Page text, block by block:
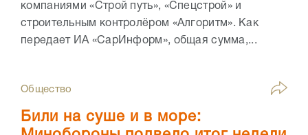
компаниями «Строй путь», «Спецстрой» и
строительным контролёром «Алгоритм». Как
передает ИА «СарИнформ», общая сумма,...
Общество
Били на суше и в море: